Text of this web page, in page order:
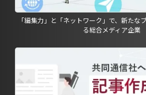
「編集力」と「ネットワーク」で、新たな
る総合メディア企業